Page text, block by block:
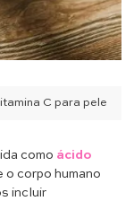
C para pele
como ácido
o corpo humano
incluir